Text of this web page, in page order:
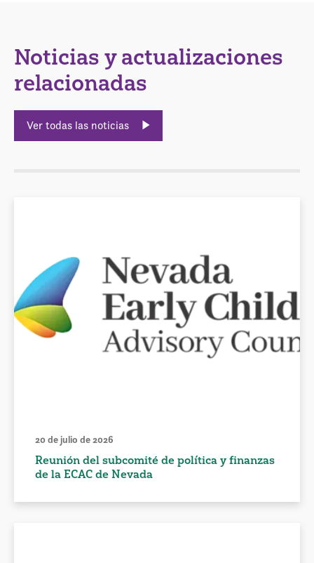
Noticias y actualizaciones
relacionadas
Ver todas las noticias
20 de julio de 2026
Reunión del subcomité de política y finanzas
de la ECAC de Nevada